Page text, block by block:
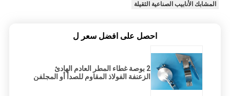
المشابك الأنابيب الصناعية الثقيلة
احصل على افضل سعر ل
2 بوصة غطاء المطر العادم الهادئ
الزعنفة الفولاذ المقاوم للصدأ أو المجلفن